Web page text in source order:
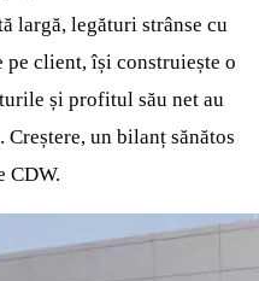
largă, legături strânse cu
client, își construiește o
și profitul său net au
un bilanț sănătos
CDW.